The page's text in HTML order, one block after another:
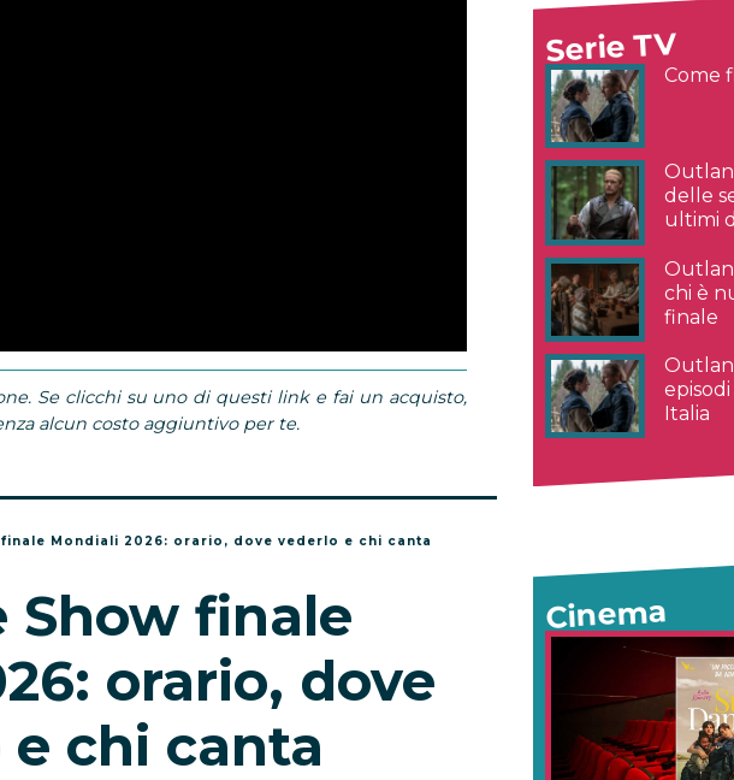
Se clicchi su uno di questi link e fai un acquisto,
alcun costo aggiuntivo per te.
finale Mondiali 2026: orario, dove vederlo e chi canta
Show finale
orario, dove
chi canta
Serie TV
Come
delle
ultimi
chi è
finale
Italia
Cinema